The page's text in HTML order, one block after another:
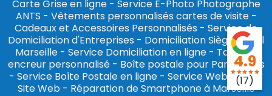
Carte Grise en ligne- Service E-Photo Photographe
ANTS - Vêtements personnalisés cartes de visite-
Cadeaux et Accessoires Personnalisés - Service de
Domiciliation d'Entreprises - Domiciliation Siège Social
Marseille- Service Domiciliation en ligne- Tampon
encreur personnalisé- Boîte postale pour Particuliers
- Service Boîte Postale en ligne - Service Webmaster
Site Web- Réparation de Smartphone à Marseille
4.9
star starstar star star
(17)